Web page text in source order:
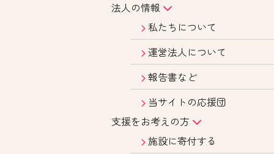
法人の情報
私たちについて
運営法人について
報告書など
当サイトの応援団
支援をお考えの方
施設に寄付する